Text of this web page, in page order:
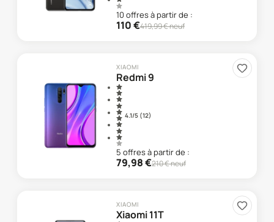
10 offresà partir de :
110€419,99€ neuf
XIAOMI
Redmi 9
4.1/5 (12)
5 offresà partir de :
79,98€210€ neuf
XIAOMI
Xiaomi 11T